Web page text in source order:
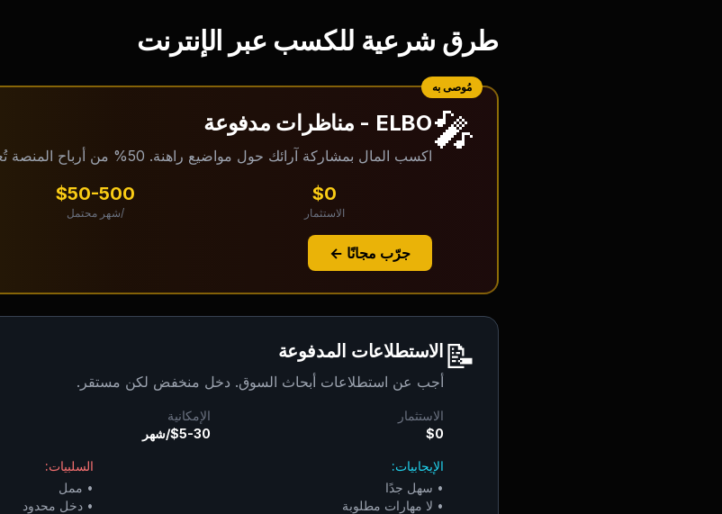
طرق شرعية للكسب عبر الإنترنت
مُوصى به
🎤ELBO - مناظرات مدفوعة
اكسب المال بمشاركة آرائك حول مواضيع راهنة. 50% من أرباح المنصة تُعاد توزيعها على المجتمع كل أسبوع.
$0
الاستثمار
$50-500
/شهر محتمل
جرّب مجانًا ←
📝 الاستطلاعات المدفوعة
أجب عن استطلاعات أبحاث السوق. دخل منخفض لكن مستقر.
الاستثمار
$0
الإمكانية
$5-30/شهر
الإيجابيات:
• سهل جدًا
• لا مهارات مطلوبة
السلبيات:
• ممل
• دخل محدود